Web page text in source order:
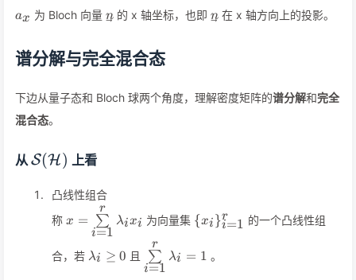
a_x
ax 为 Bloch 向量 \vec{n}
n 的 x 轴坐标，也即 \vec
n 在 x 轴方向上的投影。
谱分解与完全混合态
下边从量子态和 Bloch 球两个角度，理解密度矩阵的谱分解和完全
混合态。
从 \mathcal{S}
(\mathcal{H})
S(H) 上看
凸线性组合
称 x=\sum\limits_{i=1}^r\lambda_ix_i
x =
i=1
∑
r
λixi 为向量集 \
{x_i\}_{i=1}^r
{xi }i=1
r 的一个凸线性组
合，若 \lambda_i\geq
0
λi ≥ 0 且 \sum\limits_{i=1}^r\lambda_i=1
i=1
∑
r
λi = 1 。